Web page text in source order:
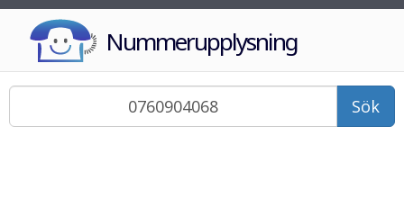
Nummerupplysning
Sök